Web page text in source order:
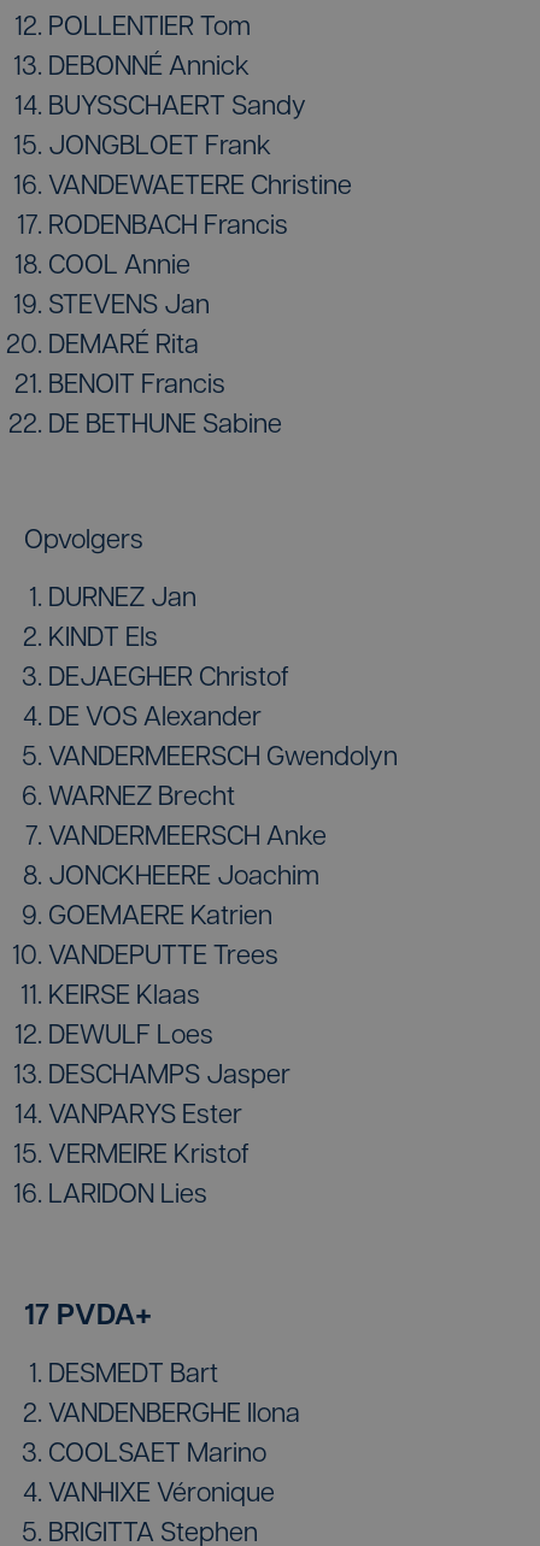
POLLENTIER Tom
DEBONNÉ Annick
BUYSSCHAERT Sandy
JONGBLOET Frank
VANDEWAETERE Christine
RODENBACH Francis
COOL Annie
STEVENS Jan
DEMARÉ Rita
BENOIT Francis
DE BETHUNE Sabine
Opvolgers
DURNEZ Jan
KINDT Els
DEJAEGHER Christof
DE VOS Alexander
VANDERMEERSCH Gwendolyn
WARNEZ Brecht
VANDERMEERSCH Anke
JONCKHEERE Joachim
GOEMAERE Katrien
VANDEPUTTE Trees
KEIRSE Klaas
DEWULF Loes
DESCHAMPS Jasper
VANPARYS Ester
VERMEIRE Kristof
LARIDON Lies
17 PVDA+
DESMEDT Bart
VANDENBERGHE Ilona
COOLSAET Marino
VANHIXE Véronique
BRIGITTA Stephen